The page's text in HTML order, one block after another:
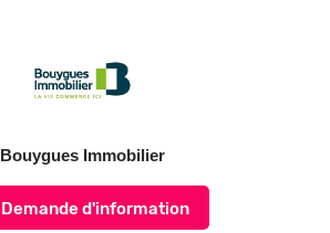
Bouygues Immobilier
Demande d'information